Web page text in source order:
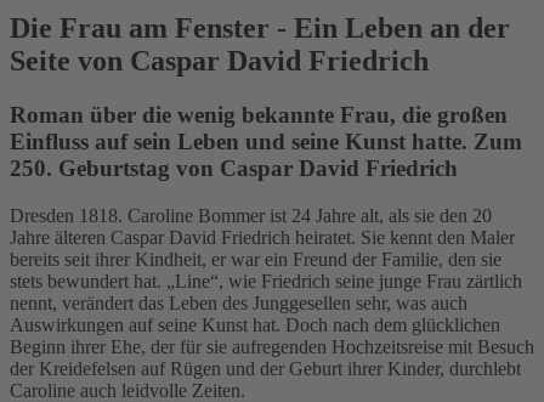
Die Frau am Fenster - Ein Leben an der
Seite von Caspar David Friedrich
Roman über die wenig bekannte Frau, die großen
Einfluss auf sein Leben und seine Kunst hatte. Zum
250. Geburtstag von Caspar David Friedrich
Dresden 1818. Caroline Bommer ist 24 Jahre alt, als sie den 20
Jahre älteren Caspar David Friedrich heiratet. Sie kennt den Maler
bereits seit ihrer Kindheit, er war ein Freund der Familie, den sie
stets bewundert hat. „Line“, wie Friedrich seine junge Frau zärtlich
nennt, verändert das Leben des Junggesellen sehr, was auch
Auswirkungen auf seine Kunst hat. Doch nach dem glücklichen
Beginn ihrer Ehe, der für sie aufregenden Hochzeitsreise mit Besuch
der Kreidefelsen auf Rügen und der Geburt ihrer Kinder, durchlebt
Caroline auch leidvolle Zeiten.